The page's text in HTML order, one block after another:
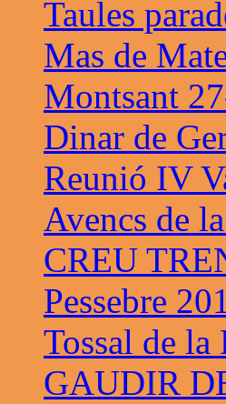
Taules
Mas de
Montsant
Dinar de
Reunió IV
Avencs de
CREU
Pessebre
Tossal de la
GAUDIR